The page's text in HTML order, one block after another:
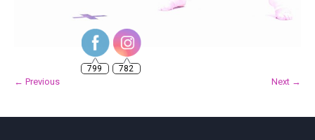
← Previous Next →
799 782